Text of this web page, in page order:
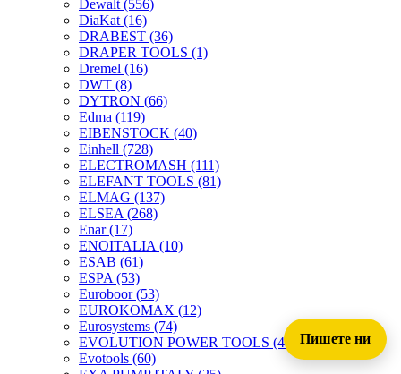
Dewalt (556)
DiaKat (16)
DRABEST (36)
DRAPER TOOLS (1)
Dremel (16)
DWT (8)
DYTRON (66)
Edma (119)
EIBENSTOCK (40)
Einhell (728)
ELECTROMASH (111)
ELEFANT TOOLS (81)
ELMAG (137)
ELSEA (268)
Enar(17)
ENOITALIA (10)
ESAB (61)
ESPA (53)
Euroboor(53)
EUROKOMAX (12)
Eurosystems (74)
EVOLUTION POWER TOOLS (45)
Evotools (60)
Пишете ни